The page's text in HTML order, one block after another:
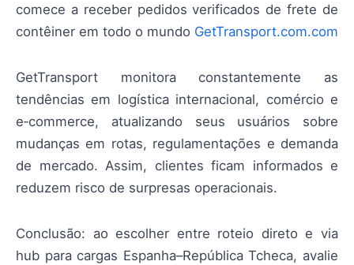
comece a receber pedidos verificados de frete de
contêiner em todo o mundo GetTransport.com.com
GetTransport monitora constantemente as
tendências em logística internacional, comércio e
e‑commerce, atualizando seus usuários sobre
mudanças em rotas, regulamentações e demanda
de mercado. Assim, clientes ficam informados e
reduzem risco de surpresas operacionais.
Conclusão: ao escolher entre roteio direto e via
hub para cargas Espanha–República Tcheca, avalie